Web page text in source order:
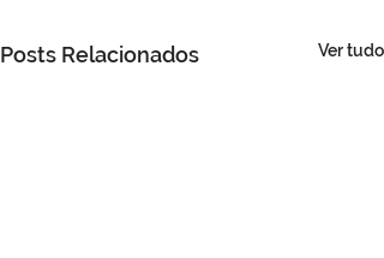
Posts Relacionados Ver tudo